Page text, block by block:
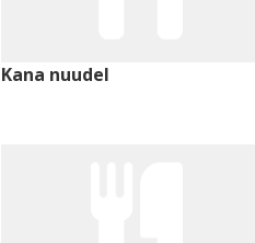
Kana nuudel